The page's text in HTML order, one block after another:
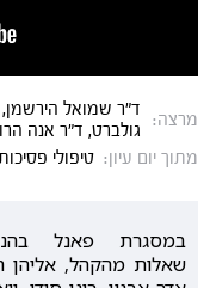
מרצה:
ד"ר שמואל הירשמן,
גולברט, ד"ר אנה
מתוך יום עיון: טיפולי
במסגרת פאנל
שאלות מהקהל,אליהן